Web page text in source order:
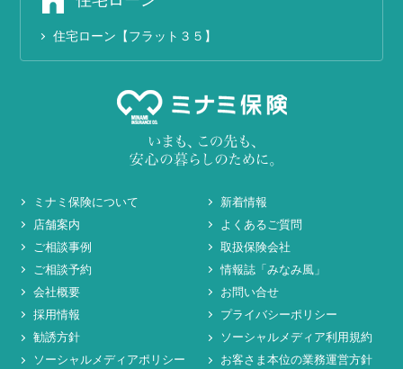
住宅ローン【フラット３５】
ミナミ保険について
新着情報
店舗案内
よくあるご質問
ご相談事例
取扱保険会社
ご相談予約
情報誌「みなみ風」
会社概要
お問い合せ
採用情報
プライバシーポリシー
勧誘方針
ソーシャルメディア利用規約
ソーシャルメディアポリシー
お客さま本位の業務運営方針